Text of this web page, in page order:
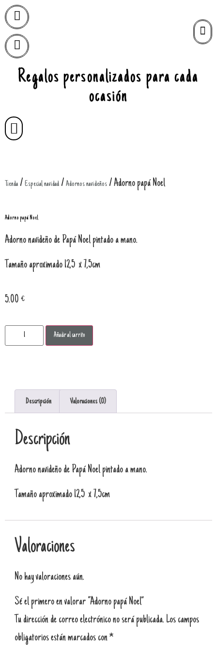
Regalos personalizados para cada
ocasión
Tienda / Especial navidad / Adornos navideños / Adorno papá Noel
Adorno papá Noel
Adorno navideño de Papá Noel pintado a mano.
Tamaño aproximado 12,5 x 7,5cm
5.00 €
Añadir al carrito
Descripción Valoraciones (0)
Descripción
Adorno navideño de Papá Noel pintado a mano.
Tamaño aproximado 12,5 x 7,5cm
Valoraciones
No hay valoraciones aún.
Sé el primero en valorar “Adorno papá Noel”
Tu dirección de correo electrónico no será publicada. Los campos
obligatorios están marcados con*